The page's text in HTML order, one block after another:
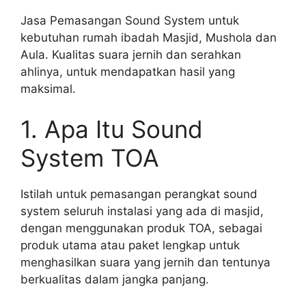
Jasa Pemasangan Sound System untuk
kebutuhan rumah ibadah Masjid, Mushola dan
Aula. Kualitas suara jernih dan serahkan
ahlinya, untuk mendapatkan hasil yang
maksimal.
1. Apa Itu Sound
System TOA
Istilah untuk pemasangan perangkat sound
system seluruh instalasi yang ada di masjid,
dengan menggunakan produk TOA, sebagai
produk utama atau paket lengkap untuk
menghasilkan suara yang jernih dan tentunya
berkualitas dalam jangka panjang.